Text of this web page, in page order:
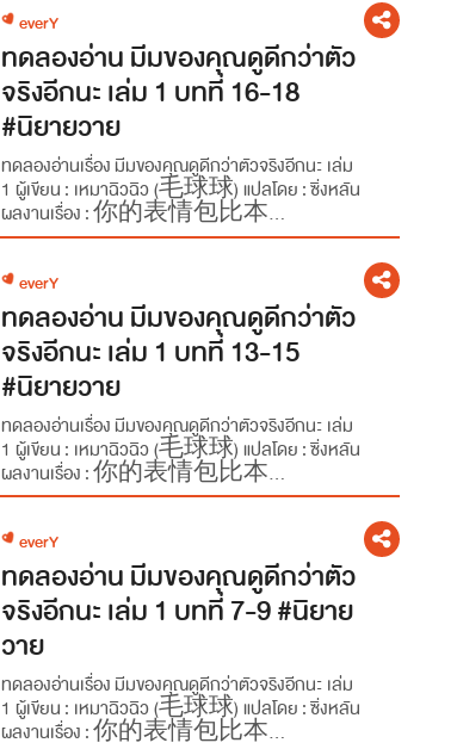
everY
ทดลองอ่าน มีมของคุณดูดีกว่าตัว
จริงอีกนะ เล่ม 1 บทที่ 16-18
#นิยายวาย
ทดลองอ่านเรื่อง มีมของคุณดูดีกว่าตัวจริงอีกนะ เล่ม
1 ผู้เขียน : เหมาฉิวฉิว (毛球球) แปลโดย : ซิ่งหลัน
ผลงานเรื่อง : 你的表情包比本...
everY
ทดลองอ่าน มีมของคุณดูดีกว่าตัว
จริงอีกนะ เล่ม 1 บทที่ 13-15
#นิยายวาย
ทดลองอ่านเรื่อง มีมของคุณดูดีกว่าตัวจริงอีกนะ เล่ม
1 ผู้เขียน : เหมาฉิวฉิว (毛球球) แปลโดย : ซิ่งหลัน
ผลงานเรื่อง : 你的表情包比本...
everY
ทดลองอ่าน มีมของคุณดูดีกว่าตัว
จริงอีกนะ เล่ม 1 บทที่ 7-9 #นิยาย
วาย
ทดลองอ่านเรื่อง มีมของคุณดูดีกว่าตัวจริงอีกนะ เล่ม
1 ผู้เขียน : เหมาฉิวฉิว (毛球球) แปลโดย : ซิ่งหลัน
ผลงานเรื่อง : 你的表情包比本...